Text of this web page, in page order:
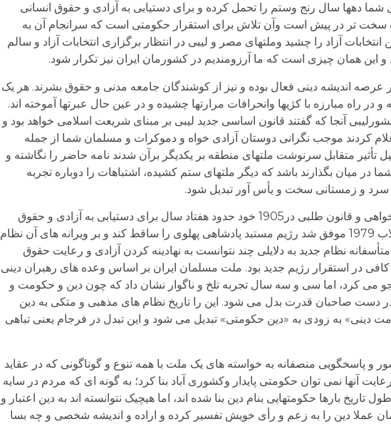
دهها سال رنج وستم را تحمل کرده و برای دستیابی به آزادی و حقوق انسانی
سخت تر در پیش است وآن تلاش برای استقرار حکومتی است که سرانجام آن به
آزاد را چشید وملتهای مصر و لیبی در انتظار برگزاری انتخابات آزاد و سالم
این همان چیزی است که ما آرزومندیم در کشورمان ایران نیز تکرار شود.
عرصه اندیشه دینی فعال بوده و نیز از کوشندگان جامعه مدنی و حقوق بشرند. هر یک
مبارزه با کژیها وانحرافات مرارتها چشیده و در عین حال عبرتها آموخته اند.
آنجا که گفتند قانون اساسی جدید لیبی بر مبنای شریعت اسلامی خواهد بود و
کردند موجب نگرانی دوستان آزادی خواه و دموکرات و مسلمان شما از جمله
تأثیر متقابل سرنوشت ملتهای منطقه بر یکدیگر برآن شدند نامه حاضر را نگاشته و
در میان بگذارند باشد که دیگر ملتهای ستم کشیده، اشتباهات را دوباره تجربه
سرد و زمستانی سخت و یأس آور تبدیل شود.
ملت بزرگ ایران نیز پس از عبور از جنبش ناتمام مشروطه خواهی و قانون طلبی در1905 خود حدود هفتاد سال برای دستیابی به آزادی و حقوق
انسانی خویش کوشید و متحمل هزینه های بسیار شد تا با انقلاب 1979 موفق شد رژیم مستبد پادشاهی پهلوی را ساقط کند و بر ویرانه های آن نظام
نظام جدید به دلایلی چند نتوانست به نهادینه کردن آزادی و رعایت حقوق
در استقرار رژیم جدید بود. ملت مسلمان ایران بر اساس وعده های رهبران دینی
می کرد، اما سی و سه سال تجربه تلخ و ناگوار نشان داد که چون دین و حکومت و
دست صاحبان قدرت بدل می شود. این را تاریخ نظام های مذهبی و متکی به دین
دینی» به زودی به «دین حکومتی» تبدیل می شود و این تبدل در فرجام یعنی تباهی
و پاسخگویی منصفانه به خواسته های یک ملت با همه تنوع و گوناگونی که در عقاید
آنها نمی توان حکومتی پایدار وکشوری آباد بنا کرد؛ به گونه ای که مردم در سایه
بارها حکومتهایی بنام دین بنا شده اند، اما هیچیک نتوانسته اند به دین اعتبار و
عملا دین را به زعم و رأی خویش تفسیر کرده و اراده و اندیشه شخصی و چه بسا